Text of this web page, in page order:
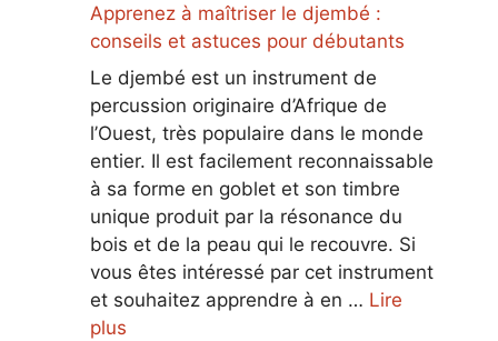
Apprenez à maîtriser le djembé :
conseils et astuces pour débutants
Le djembé est un instrument de
percussion originaire d’Afrique de
l’Ouest, très populaire dans le monde
entier. Il est facilement reconnaissable
à sa forme en goblet et son timbre
unique produit par la résonance du
bois et de la peau qui le recouvre. Si
vous êtes intéressé par cet instrument
et souhaitez apprendre à en … Lire
plus